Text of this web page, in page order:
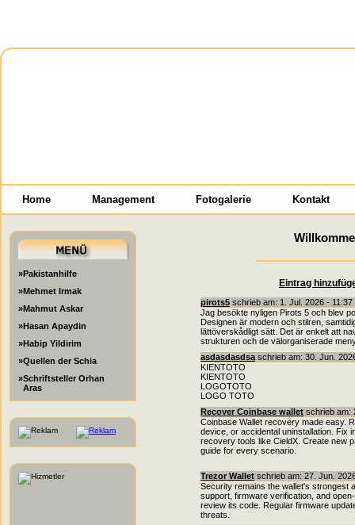
Home Management Fotogalerie Kontakt
»Pakistanhilfe
»Mehmet Irmak
»Mahmut Askar
»Hasan Apaydin
»Habip Yildirim
»Quellen der Schia
»Schriftsteller Orhan
Aras
Eintrag
pirots5 schrieb am: 1. Jul. 2026 - 11:37
Jag besökte nyligen Pirots 5 och blev
Designen är modern och stilren,
lättöverskådligt sätt. Det är enkelt att
strukturen och de välorganiserade
asdasdasdsa schrieb am: 30. Jun.
KIENTOTO
KIENTOTO
LOGOTOTO
LOGO TOTO
Recover Coinbase wallet schrieb am:
Coinbase Wallet recovery made easy.
device, or accidental uninstallation. Fix
recovery tools like CieldX. Create new
guide for every scenario.
Trezor Wallet schrieb am: 27. Jun.
Security remains the wallet's strongest
support, firmware verification, and
review its code. Regular firmware
threats.